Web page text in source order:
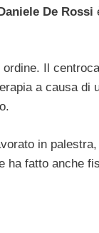
De Rossi
ordine. Il
a causa di
in
ha fatto anche